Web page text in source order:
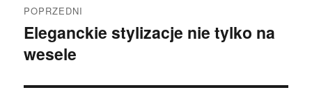
wpisu
POPRZEDNI
Poprzedni
wpis:
Eleganckie stylizacje nie tylko na
wesele